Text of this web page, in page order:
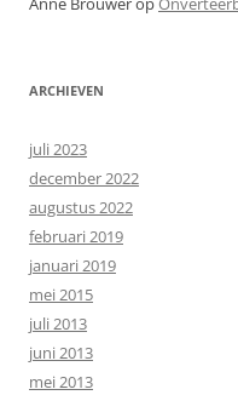
ARCHIEVEN
juli 2023
december 2022
augustus 2022
februari 2019
januari 2019
mei 2015
juli 2013
juni 2013
mei 2013